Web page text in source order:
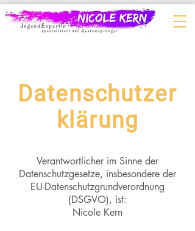
Datenschutzer
klärung
Verantwortlicher im Sinne der
Datenschutzgesetze, insbesondere der
EU-Datenschutzgrundverordnung
(DSGVO), ist:
Nicole Kern